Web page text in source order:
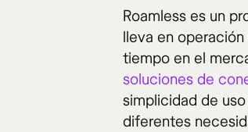
Roamless es un
lleva en
tiempo en el
soluciones de
simplicidad de
diferentes